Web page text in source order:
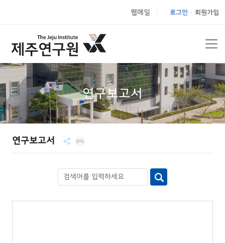
웹메일 로그인 회원가입
연구보고서
연구보고서